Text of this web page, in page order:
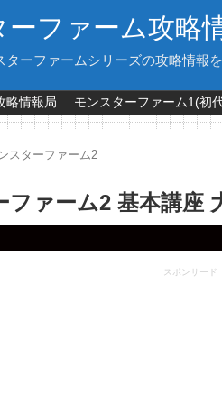
ーファーム攻略
ターファームシリーズの攻略情報
略情報局 モンスターファーム1(初
スターファーム2
ファーム2 基本講座
スポンサード